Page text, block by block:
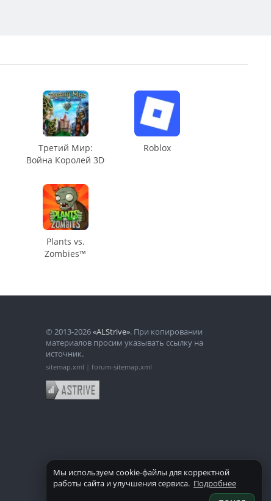
Третий Мир:
Война Королей 3D
Roblox
Plants vs.
Zombies™
© 2013-2026«ALStrive». При копировании
материалов просим указывать ссылку на
источник.
sitemap.xml forum-sitemap.xml
Мы используем cookie-файлы для корректной
работы сайта и улучшения сервиса. Подробнее